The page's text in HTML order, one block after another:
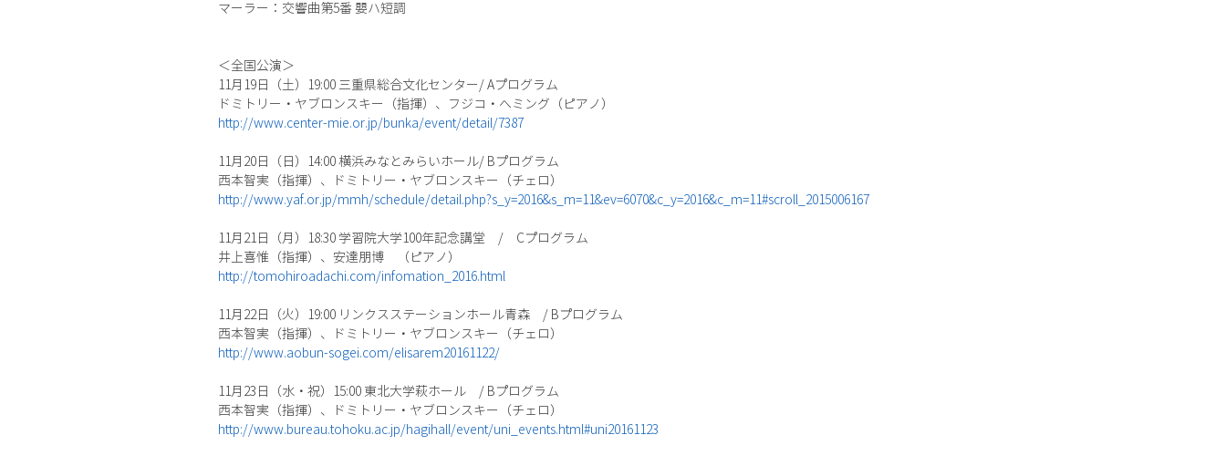
マーラー：交響曲第5番 嬰ハ短調
＜全国公演＞
11月19日（土）19:00 三重県総合文化センター/ Aプログラム
ドミトリー・ヤブロンスキー（指揮）、フジコ・へミング（ピアノ）
http://www.center-mie.or.jp/bunka/event/detail/7387
11月20日（日）14:00 横浜みなとみらいホール/ Bプログラム
西本智実（指揮）、ドミトリー・ヤブロンスキー（チェロ）
http://www.yaf.or.jp/mmh/schedule/detail.php?s_y=2016&s_m=11&ev=6070&c_y=2016&c_m=11#scroll_2015006167
11月21日（月）18:30 学習院大学100年記念講堂 / Cプログラム
井上喜惟（指揮）、安達朋博 （ピアノ）
http://tomohiroadachi.com/infomation_2016.html
11月22日（火）19:00 リンクスステーションホール青森 / Bプログラム
西本智実（指揮）、ドミトリー・ヤブロンスキー（チェロ）
http://www.aobun-sogei.com/elisarem20161122/
11月23日（水・祝）15:00 東北大学萩ホール / Bプログラム
西本智実（指揮）、ドミトリー・ヤブロンスキー（チェロ）
http://www.bureau.tohoku.ac.jp/hagihall/event/uni_events.html#uni20161123